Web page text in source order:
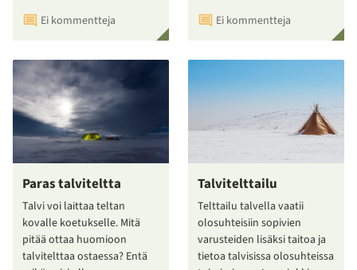
Ei kommentteja
Ei kommentteja
Paras talviteltta
Talvi voi laittaa teltan
kovalle koetukselle. Mitä
pitää ottaa huomioon
talvitelttaa ostaessa? Entä
Talvitelttailu
Telttailu talvella vaatii
olosuhteisiin sopivien
varusteiden lisäksi taitoa ja
tietoa talvisissa olosuhteissa